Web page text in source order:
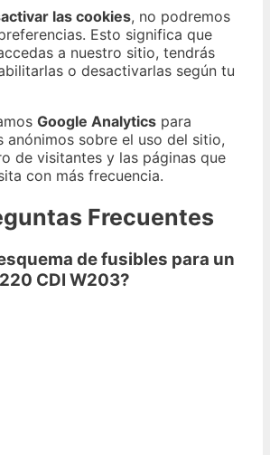
las cookies, no podremos
Esto significa que
a nuestro sitio, tendrás
o desactivarlas según tu
Google Analytics para
anónimos sobre el uso del sitio,
de visitantes y las páginas que
con más frecuencia.
Frecuentes
de fusibles para un
CDI W203?